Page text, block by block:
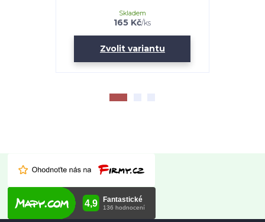
165 Kč/ks
Skladem
Zvolit variantu